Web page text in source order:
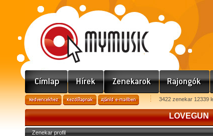
3422 zenekar 12339
LOVEGUN
Zenekar profil